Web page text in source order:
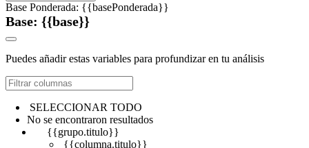
Base Ponderada: {{basePonderada}}
Base: {{base}}
Puedes añadir estas variables para profundizar en tu análisis
SELECCIONAR TODO
No se encontraron resultados
{{grupo.titulo}}
{{columna.titulo}}